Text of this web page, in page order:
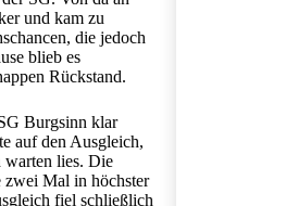
und kam zu
die jedoch
blieb es
Rückstand.
Burgsinn klar
auf den Ausgleich,
warten lies. Die
Mal in höchster
fiel schließlich